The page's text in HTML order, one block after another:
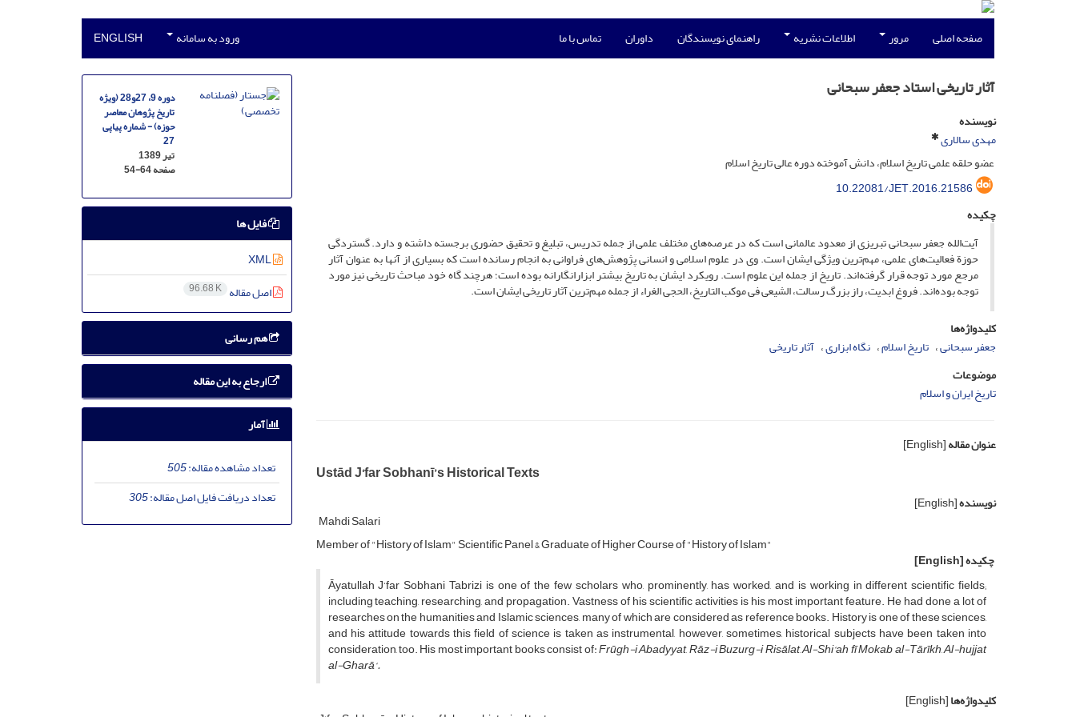
صفحه اصلی مرور اطلاعات نشریه راهنمای نویسندگان داوران تماس با ما ورود به سامانه ENGLISH
آثار تاریخی استاد جعفر سبحانی
نویسنده
مهدی سالاری
عضو حلقه علمی تاریخ اسلام، دانش آموخته دوره عالی تاریخ اسلام
10.22081/JET.2016.21586
چکیده
آیت‌الله جعفر سبحانی تبریزی از معدود عالمانی است که در عرصه‌های مختلف علمی از جمله تدریس، تبلیغ و تحقیق حضوری برجسته داشته و دارد. گستردگی
حوزة فعالیت‌های علمی، مهم‌ترین ویژگی ایشان است. وی در علوم اسلامی و انسانی پژوهش‌های فراوانی به انجام رسانده است که بسیاری از آنها به عنوان آثار
مرجع مورد توجه قرار گرفته‌اند. تاریخ از جمله این علوم است. رویکرد ایشان به تاریخ بیشتر ابزارانگارانه بوده است؛ هرچند گاه خود مباحث تاریخی نیز مورد
توجه بوده‌اند. فروغ ابدیت، راز بزرگ رسالت، الشیعى فی موکب التاریخ، الحجى الغراء از جمله مهم‌ترین آثار تاریخی ایشان است.
کلیدواژه‌ها
جعفر سبحانی تاریخ اسلام نگاه ابزاری آثار تاریخی
موضوعات
تاریخ ایران و اسلام
عنوان مقاله[English]
Ustād J‘far Sobhanī’s Historical Texts
نویسنده[English]
Mahdi Salari
Member of "History of Islam" Scientific Panel & Graduate of Higher Course of "History of Islam"
چکیده[English]
Āyatullah J‘far Sobhani Tabrizi is one of the few scholars who, prominently, has worked, and is working in different scientific fields;
including teaching, researching, and propagation. Vastness of his scientific activities is his most important feature. He had done a lot of
researches on the humanities and Islamic sciences, many of which are considered as reference books. History is one of these sciences,
and his attitude towards this field of science is taken as instrumental, however, sometimes, historical subjects have been taken into
consideration, too. His most important books consist of:Frūgh-i Abadyyat,Rāz-i Buzurg-i Risālat,Al-Shi‘ah fī Mokab al-Tārīkh,Al-hujjat
al-Gharā‘.
کلیدواژه‌ها[English]
دوره 9، 27و28 (ویژه
تاریخ پژوهان معاصر
حوزه) - شماره پیاپی
27
تیر 1389
صفحه54-64
فایل ها
XML
اصل مقاله 96.68 K
هم رسانی
ارجاع به این مقاله
آمار
تعداد مشاهده مقاله:505
تعداد دریافت فایل اصل مقاله:305